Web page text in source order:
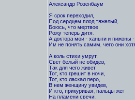
Александр Розенбаум
Я срок переходил,
Под сердцем плод тяжелый,
Боюсь, что мертвое
Рожу теперь дитя.
А доктора мои - ханыги и пижоны -
Им не понять самим, чего они
А коль стихи умрут,
Свет белый не обидев,
Так для чего живет
Тот, кто грешит в ночи,
Тот, кто ласкал перо,
В нем женщину увидев,
И кто, прикуривая, пальцы жег
На пламени свечи.